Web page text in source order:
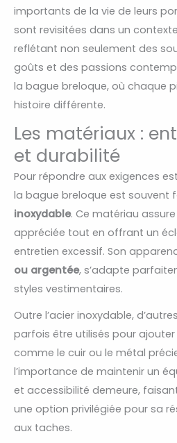
importants de la vie de leurs
sont revisitées dans un
reflétant non seulement des
goûts et des passions
la bague breloque, où chaque
histoire différente.
Les matériaux :
et durabilité
Pour répondre aux exigences
la bague breloque est souvent
inoxydable. Ce matériau
appréciée tout en offrant un
entretien excessif. Son
ou argentée, s’adapte
styles vestimentaires.
Outre l’acier inoxydable,
parfois être utilisés pour
comme le cuir ou le métal
l’importance de maintenir un
et accessibilité demeure,
une option privilégiée pour sa
aux taches.